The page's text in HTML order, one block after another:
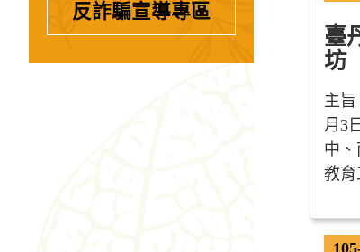
反詐騙宣導專區
臺
坊
主旨
月3
中
教育